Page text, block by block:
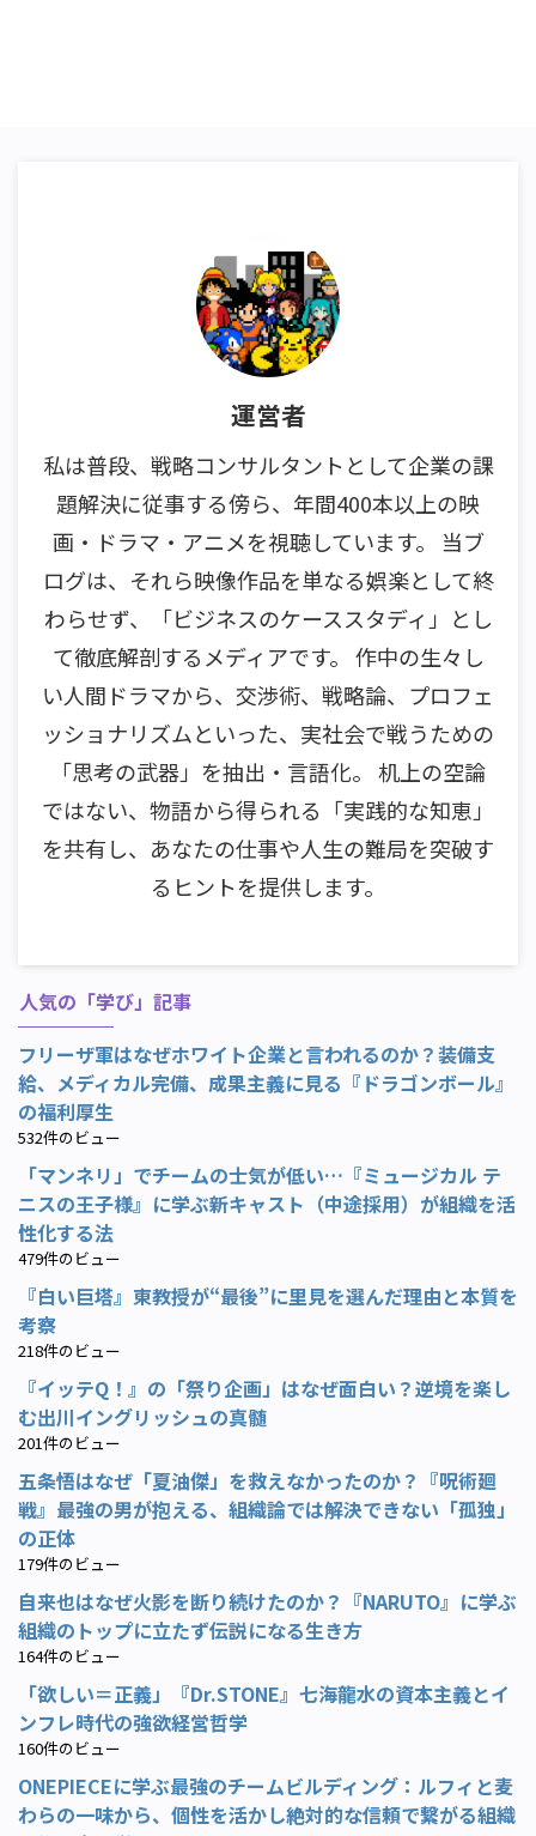
運営者
私は普段、戦略コンサルタントとして企業の課
題解決に従事する傍ら、年間400本以上の映
画・ドラマ・アニメを視聴しています。 当ブ
ログは、それら映像作品を単なる娯楽として終
わらせず、「ビジネスのケーススタディ」とし
て徹底解剖するメディアです。 作中の生々し
い人間ドラマから、交渉術、戦略論、プロフェ
ッショナリズムといった、実社会で戦うための
「思考の武器」を抽出・言語化。 机上の空論
ではない、物語から得られる「実践的な知恵」
を共有し、あなたの仕事や人生の難局を突破す
るヒントを提供します。
人気の「学び」記事
フリーザ軍はなぜホワイト企業と言われるのか？装備支
給、メディカル完備、成果主義に見る『ドラゴンボール』
の福利厚生
532件のビュー
「マンネリ」でチームの士気が低い…『ミュージカル テ
ニスの王子様』に学ぶ新キャスト（中途採用）が組織を活
性化する法
479件のビュー
『白い巨塔』東教授が“最後”に里見を選んだ理由と本質を
考察
218件のビュー
『イッテQ！』の「祭り企画」はなぜ面白い？逆境を楽し
む出川イングリッシュの真髄
201件のビュー
五条悟はなぜ「夏油傑」を救えなかったのか？『呪術廻
戦』最強の男が抱える、組織論では解決できない「孤独」
の正体
179件のビュー
自来也はなぜ火影を断り続けたのか？『NARUTO』に学ぶ
組織のトップに立たず伝説になる生き方
164件のビュー
「欲しい＝正義」『Dr.STONE』七海龍水の資本主義とイ
ンフレ時代の強欲経営哲学
160件のビュー
ONEPIECEに学ぶ最強のチームビルディング：ルフィと麦
わらの一味から、個性を活かし絶対的な信頼で繋がる組織